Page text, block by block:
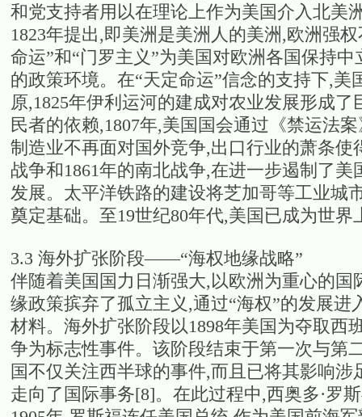
和党支持者用以在理论上作为美国介入北美
1823年提出,即美洲是美洲人的美洲,欧洲强
命运”和“门罗主义”为美国对欧洲各国保持
的政策环境。在“天定命运”信念的支持下,
原,1825年伊利运河的建成对农业发展形成
民者的依赖,1807年,美国国会通过《禁运法
制造业不再面对国外竞争,出口行业的萧条
战争和1861年的南北战争,在进一步遏制了
发展。太平洋铁路的建设将芝加哥等工业城
奠定基础。至19世纪80年代,美国已成为世
3.3 海外扩张阶段——“海权地缘战略”
伴随着美国国力日渐强大,以欧洲为重心的
缘政策摈弃了孤立主义,通过“海权”的发展
材料。海外扩张阶段以1898年美国为夺取西
争为标志性事件。该阶段结束于第一次与第
国不仅关注西半球的事件,而且已将其影响
走向了国际事务[8]。在此过程中,西奥多·罗